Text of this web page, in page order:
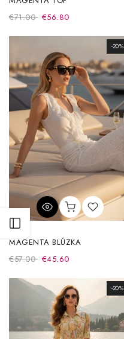
Otvoriť postranný panel
€71.00 €56.80
-20%
MAGENTA BLÚZKA
€57.00 €45.60
-20%